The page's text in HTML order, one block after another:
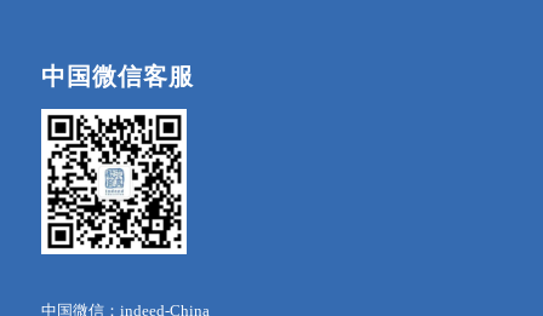
中国微信客服
中国微信：indeed-China